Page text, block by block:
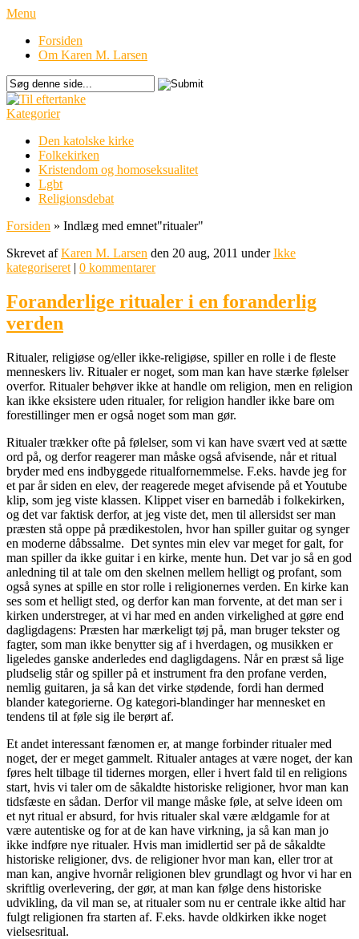
Menu
Forsiden
Om Karen M. Larsen
Kategorier
Den katolske kirke
Folkekirken
Kristendom og homoseksualitet
Lgbt
Religionsdebat
Forsiden » Indlæg med emnet"ritualer"
Skrevet afKaren M. Larsen den 20 aug, 2011 underIkke
kategoriseret | 0 kommentarer
Foranderlige ritualer i en foranderlig
verden
Ritualer, religiøse og/eller ikke-religiøse, spiller en rolle i de fleste
menneskers liv. Ritualer er noget, som man kan have stærke følelser
overfor. Ritualer behøver ikke at handle om religion, men en religion
kan ikke eksistere uden ritualer, for religion handler ikke bare om
forestillinger men er også noget som man gør.
Ritualer trækker ofte på følelser, som vi kan have svært ved at sætte
ord på, og derfor reagerer man måske også afvisende, når et ritual
bryder med ens indbyggede ritualfornemmelse. F.eks. havde jeg for
et par år siden en elev, der reagerede meget afvisende på et Youtube
klip, som jeg viste klassen. Klippet viser en barnedåb i folkekirken,
og det var faktisk derfor, at jeg viste det, men til allersidst ser man
præsten stå oppe på prædikestolen, hvor han spiller guitar og synger
en moderne dåbssalme. Det syntes min elev var meget for galt, for
man spiller da ikke guitar i en kirke, mente hun. Det var jo så en god
anledning til at tale om den skelnen mellem helligt og profant, som
også synes at spille en stor rolle i religionernes verden. En kirke kan
ses som et helligt sted, og derfor kan man forvente, at det man ser i
kirken understreger, at vi har med en anden virkelighed at gøre end
dagligdagens: Præsten har mærkeligt tøj på, man bruger tekster og
fagter, som man ikke benytter sig af i hverdagen, og musikken er
ligeledes ganske anderledes end dagligdagens. Når en præst så lige
pludselig står og spiller på et instrument fra den profane verden,
nemlig guitaren, ja så kan det virke stødende, fordi han dermed
blander kategorierne. Og kategori-blandinger har mennesket en
tendens til at føle sig ile berørt af.
Et andet interessant fænomen er, at mange forbinder ritualer med
noget, der er meget gammelt. Ritualer antages at være noget, der kan
føres helt tilbage til tidernes morgen, eller i hvert fald til en religions
start, hvis vi taler om de såkaldte historiske religioner, hvor man kan
tidsfæste en sådan. Derfor vil mange måske føle, at selve ideen om
et nyt ritual er absurd, for hvis ritualer skal være ældgamle for at
være autentiske og for at de kan have virkning, ja så kan man jo
ikke indføre nye ritualer. Hvis man imidlertid ser på de såkaldte
historiske religioner, dvs. de religioner hvor man kan, eller tror at
man kan, angive hvornår religionen blev grundlagt og hvor vi har en
skriftlig overlevering, der gør, at man kan følge dens historiske
udvikling, da vil man se, at ritualer som nu er centrale ikke altid har
fulgt religionen fra starten af. F.eks. havde oldkirken ikke noget
vielsesritual.